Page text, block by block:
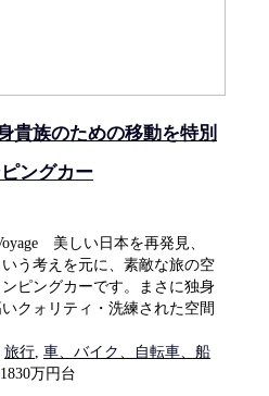
身貴族のための移動を特別
ングカー
美しい日本を再発見、
う考えを元に、素敵な旅の空
ピングカーです。まさに独身
クォリティ・洗練された空間
旅行, 車、バイク、自転車、船
1830万円台